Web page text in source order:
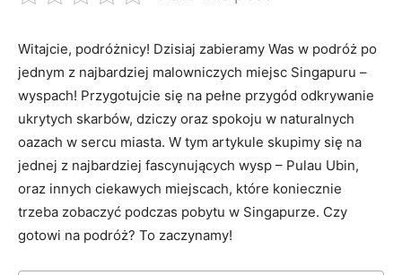
Witajcie, podróżnicy! Dzisiaj zabieramy Was w‌ podróż po
⁢jednym ⁤z ⁤najbardziej malowniczych miejsc Singapuru –
wyspach! ⁣Przygotujcie się na pełne przygód odkrywanie
ukrytych skarbów, dziczy oraz ‍spokoju w naturalnych
oazach w sercu miasta.‍ W‍ tym artykule skupimy się na
jednej​ z‍ najbardziej fascynujących wysp – Pulau Ubin,
oraz innych ciekawych​ miejscach,⁤ które koniecznie
trzeba zobaczyć​ podczas ‌pobytu w Singapurze. Czy
gotowi na ​podróż? To zaczynamy!